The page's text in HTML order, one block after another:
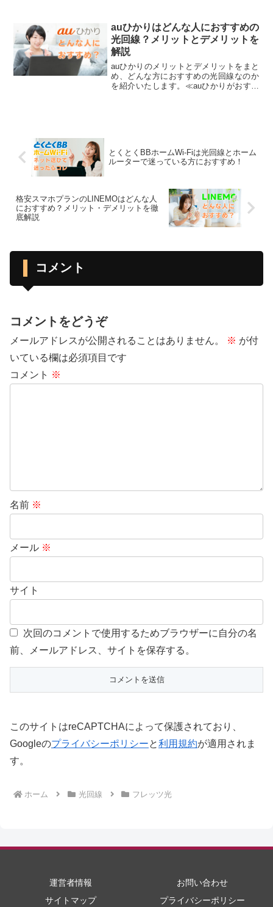
す！それぞれ月間データ容量や料金に独
自色を出してきているので、ぜひ自分に
ぴったりのプランを見つけて、乗り換え
を検討してみましょう。
auひかりはどんな人におすすめの
光回線？メリットとデメリットを
解説
auひかりのメリットとデメリットをまと
め、どんな方におすすめの光回線なのか
を紹介いたします。≪auひかりがおすす
とくとくBBホームWi-Fiは光回線とホーム
ルーターで迷っている方におすすめ！
格安スマホプランのLINEMOはどんな人
におすすめ？メリット・デメリットを徹
底解説
コメント
コメントをどうぞ
メールアドレスが公開されることはありません。 ※ が付
いている欄は必須項目です
コメント ※
名前 ※
メール ※
サイト
次回のコメントで使用するためブラウザーに自分の名
前、メールアドレス、サイトを保存する。
このサイトはreCAPTCHAによって保護されており、
Googleのプライバシーポリシーと利用規約が適用されま
す。
ホーム 光回線 フレッツ光
運営者情報
お問い合わせ
サイトマップ
プライバシーポリシー